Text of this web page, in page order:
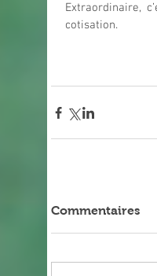
Extraordinaire,
cotisation.
Commentaires